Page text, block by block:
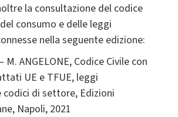
la consultazione del codice
consumo e delle leggi
nella seguente edizione:
M. ANGELONE, Codice Civile con
UE e TFUE, leggi
di settore, Edizioni
Napoli, 2021